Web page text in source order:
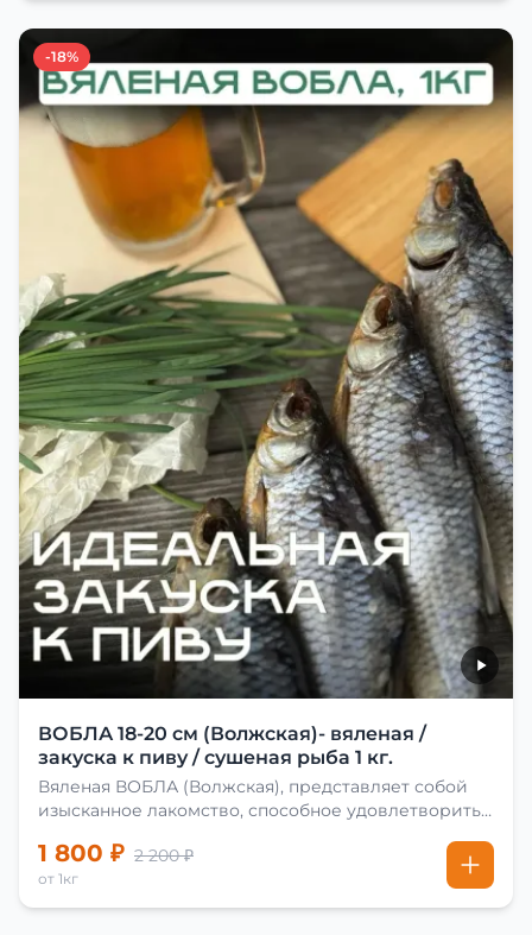
-18%
ВОБЛА 18-20 см (Волжская)- вяленая /
закуска к пиву / сушеная рыба 1 кг.
Вяленая ВОБЛА (Волжская), представляет собой
изысканное лакомство, способное удовлетворить
сделать вяленую воблу, её сначала хорошо солят.
Для этого используют старые рецепты и
современные способы. Благодаря этому рыба
1 800 ₽ 2 200 ₽
от 1кг